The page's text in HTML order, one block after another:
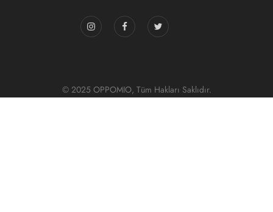
© 2025 OPPOMIO, Tüm Hakları Saklıdır.